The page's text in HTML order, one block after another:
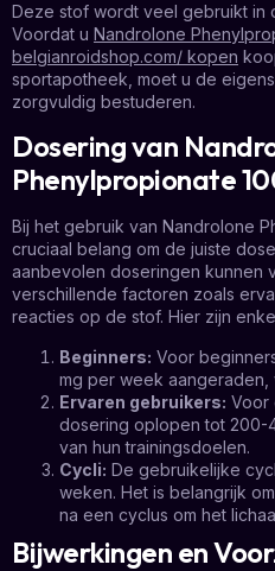
Deze stof wordt veel gebruikt in
Voordat u Nandrolone
belgianroidshop.com/ kopen
sportapotheek, moet u de
zorgvuldig bestuderen.
Dosering van
Phenylpropionate
Bij het gebruik van Nandrolone
cruciaal belang om de juiste
aanbevolen doseringen kunnen
verschillende factoren zoals
reacties op de stof. Hier zijn
Beginners: Voor
mg per week
Ervaren gebruikers: Voor
dosering oplopen tot 200-
van hun trainingsdoelen.
Cycli: De gebruikelijke
weken. Het is belangrijk
na een cyclus om het
Bijwerkingen en